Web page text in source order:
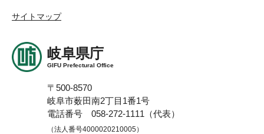
サイトマップ
岐阜県庁
GIFU Prefectural Office
〒500-8570
岐阜市薮田南2丁目1番1号
電話番号 058-272-1111（代表）
（法人番号4000020210005）